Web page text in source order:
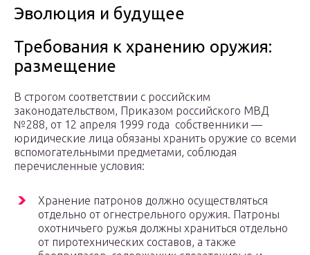
Эволюция и будущее
Требования к хранению оружия:
размещение
В строгом соответствии с российским
законодательством, Приказом российского МВД
№288, от 12 апреля 1999 года собственники —
юридические лица обязаны хранить оружие со всеми
вспомогательными предметами, соблюдая
перечисленные условия:
Хранение патронов должно осуществляться
отдельно от огнестрельного оружия. Патроны
охотничьего ружья должны храниться отдельно
от пиротехнических составов, а также